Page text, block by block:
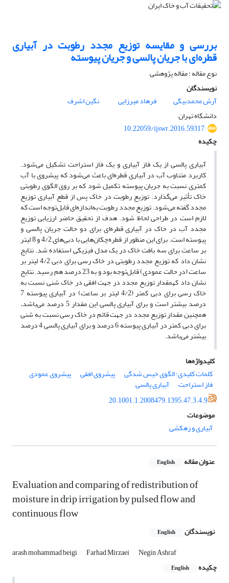
بررسی و مقایسه توزیع مجدد رطوبت در آبیاری
قطره‌ای با جریان پالسی و جریان پیوسته
نوع مقاله : مقاله پژوهشی
نویسندگان
آرش محمدبیگی
فرهاد میرزایی
نگین اشرف
دانشگاه تهران
10.22059/ijswr.2016.59317
چکیده
آبیاری پالسی از یک فاز آبیاری و یک فاز استراحت تشکیل می‌شود.
کاربرد متناوب آب در آبیاری قطره‌ای باعث می‌شود که پیشروی با آب
کمتری نسبت به جریان پیوسته تکمیل شود که بر روی الگوی رطوبتی
خاک تأثیر می‌گذارد. توزیع رطوبت در خاک پس از قطع آبیاری توزیع
مجدد گفته می‌شود. توزیع مجدد رطوبت به‌اندازه‌ای قابل‌توجه است که
لازم است در طراحی لحاظ شود. هدف از تحقیق حاضر ارزیابی توزیع
مجدد آب در خاک در آبیاری قطره‌ای برای دو حالت جریان پالسی و
پیوسته است. برای این منظور از قطره‌چکان‌هایی با دبی‌های 4/2 و 8 لیتر
بر ساعت برای سه بافت خاک در یک مدل فیزیکی استفاده شد. نتایج
نشان داد که توزیع مجدد رطوبتی در خاک رسی برای دبی 4/2 لیتر بر
ساعت (در حالت عمودی) قابل‌توجه بود و به 23 درصد هم رسید. نتایج
نشان داد کهمقدار توزیع مجدد در جهت افقی در خاک شنی نسبت به
خاک رسی برای دبی کمتر (4/2 لیتر بر ساعت) در آبیاری پیوسته 7
درصد بیشتر است و برای آبیاری پالسی این مقدار 5 درصد می‌باشد .
همچنین مقدار توزیع مجدد در جهت قائم در خاک رسی نسبت به شنی
برای دبی کمتر در آبیاری پیوسته 6 درصد و برای آبیاری پالسی 4 درصد
بیشتر می‌باشد.
کلیدواژه‌ها
کلمات کلیدی: الگوی خیس شدگی
پیشروی افقی پیشروی عمودی
فاز استراحت
آبیاری پالسی
20.1001.1.2008479.1395.47.3.4.9
موضوعات
آبیاری و زهکشی
عنوان مقاله English
Evaluation and comparing of redistribution of
moisture in drip irrigation by pulsed flow and
continuous flow
نویسندگان English
arash mohammad beigi Farhad Mirzaei
Negin Ashraf
چکیده
English